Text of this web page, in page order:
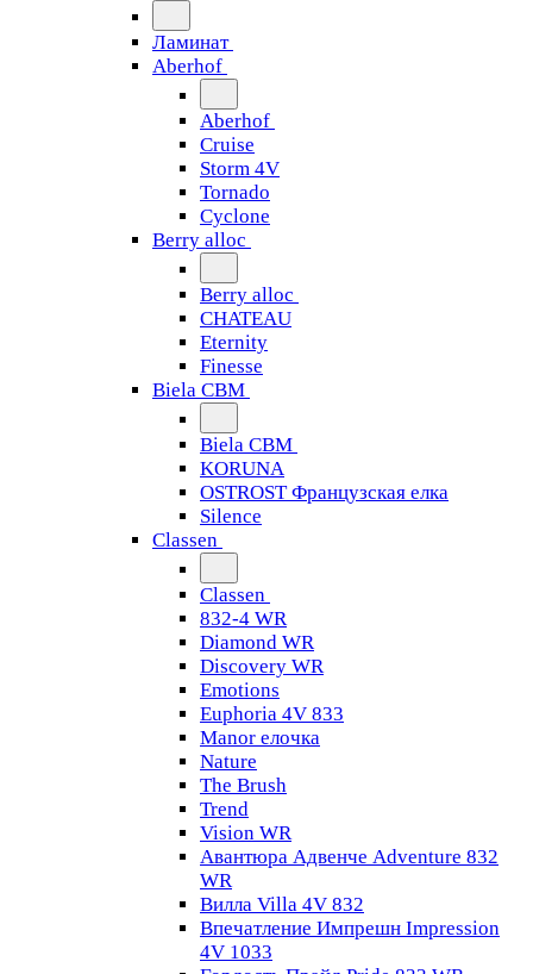
Ламинат
Aberhof
Aberhof
Cruise
Storm 4V
Tornado
Сyclone
Berry alloc
Berry alloc
CHATEAU
Eternity
Finesse
Biela CBM
Biela CBM
KORUNA
OSTROST Французская елка
Silence
Classen
Classen
832-4 WR
Diamond WR
Discovery WR
Emotions
Euphoria 4V 833
Manor елочка
Nature
The Brush
Trend
Vision WR
Авантюра Адвенче Adventure 832
WR
Вилла Villa 4V 832
Впечатление Импрешн Impression
4V 1033